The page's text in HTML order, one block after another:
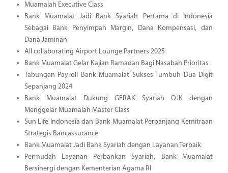
Muamalah Executive Class
Bank Muamalat Jadi Bank Syariah Pertama di Indonesia
Sebagai Bank Penyimpan Margin, Dana Kompensasi, dan
Dana Jaminan
All collaborating Airport Lounge Partners 2025
Bank Muamalat Gelar Kajian Ramadan Bagi Nasabah Prioritas
Tabungan Payroll Bank Muamalat Sukses Tumbuh Dua Digit
Sepanjang 2024
Bank Muamalat Dukung GERAK Syariah OJK dengan
Menggelar Muamalah Master Class
Sun Life Indonesia dan Bank Muamalat Perpanjang Kemitraan
Strategis Bancassurance
Bank Muamalat Jadi Bank Syariah dengan Layanan Terbaik
Permudah Layanan Perbankan Syariah, Bank Muamalat
Bersinergi dengan Kementerian Agama RI